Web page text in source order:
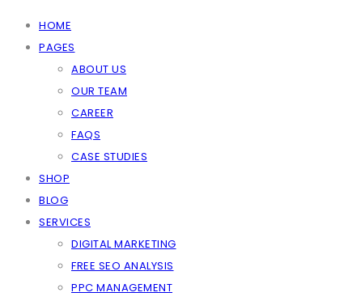
HOME
PAGES
ABOUT US
OUR TEAM
CAREER
FAQS
CASE STUDIES
SHOP
BLOG
SERVICES
DIGITAL MARKETING
FREE SEO ANALYSIS
PPC MANAGEMENT